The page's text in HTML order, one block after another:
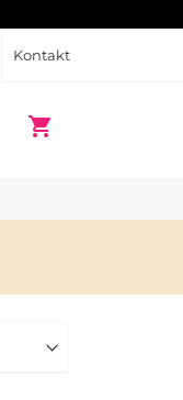
Kontakt
shopping_cart
Min kundvagn